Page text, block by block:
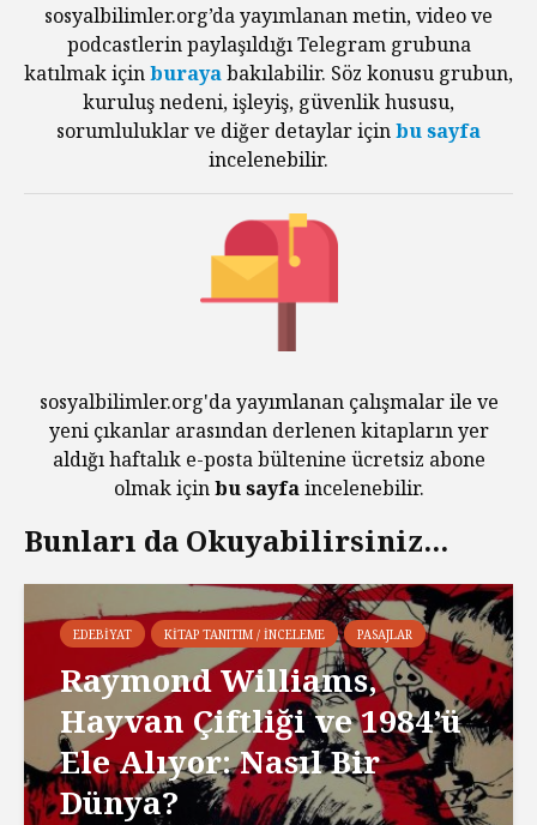
sosyalbilimler.org’da yayımlanan metin, video ve
podcastlerin paylaşıldığı Telegram grubuna
katılmak içinburayabakılabilir. Söz konusu grubun,
kuruluş nedeni, işleyiş, güvenlik hususu,
sorumluluklar ve diğer detaylar içinbu sayfa
incelenebilir.
sosyalbilimler.org'da yayımlanan çalışmalar ile ve
yeni çıkanlar arasından derlenen kitapların yer
aldığı haftalık e-posta bültenine ücretsiz abone
olmak içinbu sayfaincelenebilir.
Bunları da Okuyabilirsiniz...
EDEBIYAT KITAP TANITIM / İNCELEME PASAJLAR
Raymond Williams,
Hayvan Çiftliği ve 1984’ü
Ele Alıyor: Nasıl Bir
Dünya?